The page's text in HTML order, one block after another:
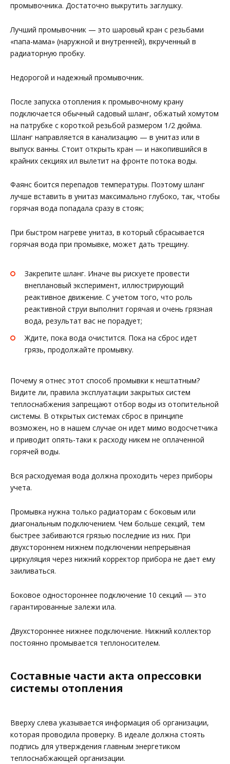
промывочника. Достаточно выкрутить заглушку.
Лучший промывочник — это шаровый кран с резьбами
«папа-мама» (наружной и внутренней), вкрученный в
радиаторную пробку.
Недорогой и надежный промывочник.
После запуска отопления к промывочному крану
подключается обычный садовый шланг, обжатый хомутом
на патрубке с короткой резьбой размером 1/2 дюйма.
Шланг направляется в канализацию — в унитаз или в
выпуск ванны. Стоит открыть кран — и накопившийся в
крайних секциях ил вылетит на фронте потока воды.
Фаянс боится перепадов температуры. Поэтому шланг
лучше вставить в унитаз максимально глубоко, так, чтобы
горячая вода попадала сразу в стояк;
При быстром нагреве унитаз, в который сбрасывается
горячая вода при промывке, может дать трещину.
Закрепите шланг. Иначе вы рискуете провести
внеплановый эксперимент, иллюстрирующий
реактивное движение. С учетом того, что роль
реактивной струи выполнит горячая и очень грязная
вода, результат вас не порадует;
Ждите, пока вода очистится. Пока на сброс идет
грязь, продолжайте промывку.
Почему я отнес этот способ промывки к нештатным?
Видите ли, правила эксплуатации закрытых систем
теплоснабжения запрещают отбор воды из отопительной
системы. В открытых системах сброс в принципе
возможен, но в нашем случае он идет мимо водосчетчика
и приводит опять-таки к расходу никем не оплаченной
горячей воды.
Вся расходуемая вода должна проходить через приборы
учета.
Промывка нужна только радиаторам с боковым или
диагональным подключением. Чем больше секций, тем
быстрее забиваются грязью последние из них. При
двухстороннем нижнем подключении непрерывная
циркуляция через нижний корректор прибора не дает ему
заиливаться.
Боковое одностороннее подключение 10 секций — это
гарантированные залежи ила.
Двухстороннее нижнее подключение. Нижний коллектор
постоянно промывается теплоносителем.
Составные части акта опрессовки
системы отопления
Вверху слева указывается информация об организации,
которая проводила проверку. В идеале должна стоять
подпись для утверждения главным энергетиком
теплоснабжающей организации.